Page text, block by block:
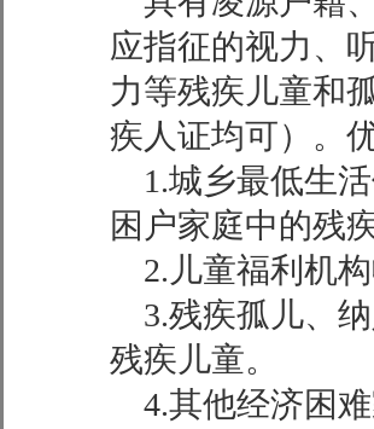
应指征的视力、
力等残疾儿童和
疾人证均可）。
1.城乡最低生
困户家庭中的残
2.儿童福利机
3.残疾孤儿、
残疾儿童。
4.其他经济困